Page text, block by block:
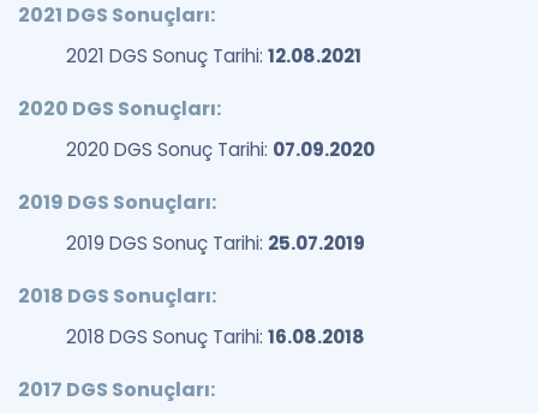
2021 DGS Sonuçları:
2021 DGS Sonuç Tarihi: 12.08.2021
2020 DGS Sonuçları:
2020 DGS Sonuç Tarihi: 07.09.2020
2019 DGS Sonuçları:
2019 DGS Sonuç Tarihi: 25.07.2019
2018 DGS Sonuçları:
2018 DGS Sonuç Tarihi: 16.08.2018
2017 DGS Sonuçları: